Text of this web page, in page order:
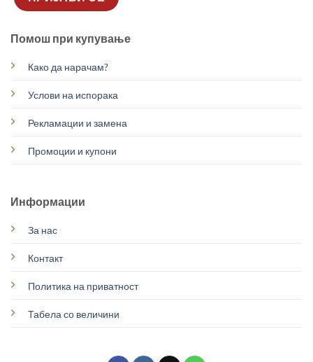
Помош при купување
Како да нарачам?
Услови на испорака
Рекламации и замена
Промоции и купони
Информации
За нас
Контакт
Политика на приватност
Табела со величини